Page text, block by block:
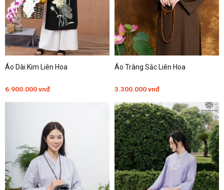
Áo Dài Kim Liên Hoa
6.900.000vnđ
Áo Tràng Sắc Liên Hoa
3.300.000vnđ